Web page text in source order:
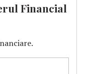
Financial